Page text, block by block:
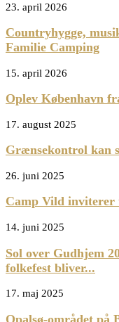
23. april 2026
Countryhygge,
Familie Camping
15. april 2026
Oplev København
17. august 2025
Grænsekontrol kan
26. juni 2025
Camp Vild inviterer
14. juni 2025
Sol over Gudhjem
folkefest bliver...
17. maj 2025
Opalsø-området på